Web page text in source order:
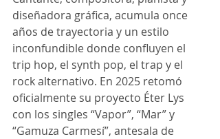
diseñadora gráfica, acumula once
años de trayectoria y un estilo
inconfundible donde confluyen el
trip hop, el synth pop, el trap y el
rock alternativo. En 2025 retomó
oficialmente su proyecto Éter Lys
con los singles “Vapor”, “Mar” y
“Gamuza Carmesí”, antesala de